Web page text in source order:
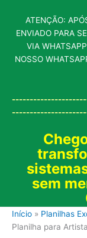
ATENÇÃO:
ENVIADO PARA
VIA
NOSSO
sem
Início
Planilhas
Planilha para